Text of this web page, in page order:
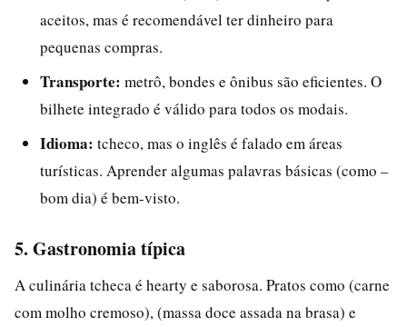
aceitos, mas é recomendável ter dinheiro para
pequenas compras.
Transporte: metrô, bondes e ônibus são eficientes. O
bilhete integrado é válido para todos os modais.
Idioma: tcheco, mas o inglês é falado em áreas
turísticas. Aprender algumas palavras básicas (como –
bom dia) é bem-visto.
5. Gastronomia típica
A culinária tcheca é hearty e saborosa. Pratos como (carne
com molho cremoso), (massa doce assada na brasa) e